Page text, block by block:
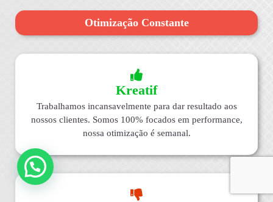
Otimização Constante
Kreatif
Trabalhamos incansavelmente para dar resultado aos
nossos clientes. Somos 100% focados em performance,
nossa otimização é semanal.